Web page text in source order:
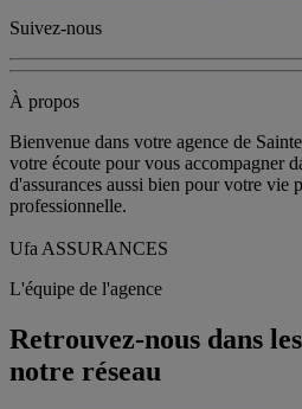
Suivez-nous
À propos
Bienvenue dans votre agence de
votre écoute pour vous accompagner
d'assurances aussi bien pour votre vie
professionnelle.
Ufa ASSURANCES
L'équipe de l'agence
Retrouvez-nous dans
notre réseau